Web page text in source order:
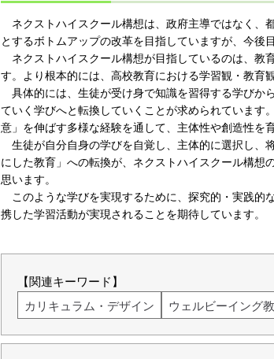
ネクストハイスクール構想は、政府主導ではなく、
とするボトムアップの改革を目指していますが、今後
ネクストハイスクール構想が目指しているのは、教
す。より根本的には、高校教育における学習観・教育
具体的には、生徒が受け身で知識を習得する学びか
ていく学びへと転換していくことが求められていま
意」を伸ばす多様な経験を通して、主体性や創造性を
生徒が自分自身の学びを自覚し、主体的に選択し
にした教育」への転換が、ネクストハイスクール構想
思います。
このような学びを実現するために、探究的・実践
携した学習活動が実現されることを期待しています。
【関連キーワード】
カリキュラム・デザイン
ウェルビーイング